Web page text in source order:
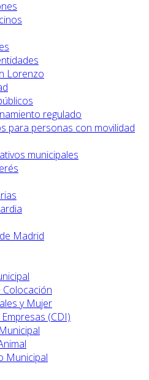
Lorenzo
regulado
para personas con movilidad
municipales
Madrid
Colocación
y Mujer
(CDI)
Municipal